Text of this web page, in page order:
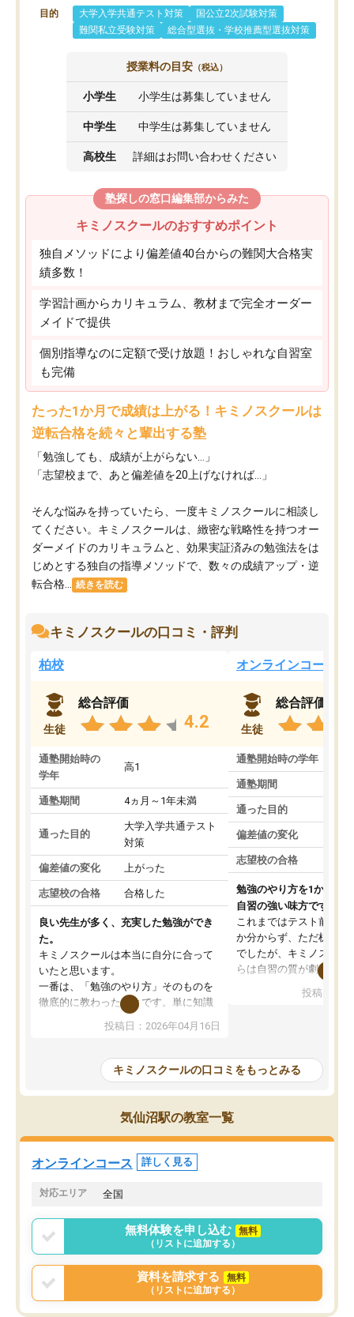
目的 大学入学共通テスト対策
国公立2次試験対策
難関私立受験対策
総合型選抜・学校推薦型選抜対策
授業料の目安 （税込）
小学生 小学生は募集していません
中学生 中学生は募集していません
高校生 詳細はお問い合わせください
塾探しの窓口編集部からみた
キミノスクールのおすすめポイント
独自メソッドにより偏差値40台からの難関大合格実
績多数！
学習計画からカリキュラム、教材まで完全オーダー
メイドで提供
個別指導なのに定額で受け放題！おしゃれな自習室
も完備
たった1か月で成績は上がる！キミノスクールは
逆転合格を続々と輩出する塾
「勉強しても、成績が上がらない…」
「志望校まで、あと偏差値を20上げなければ…」
そんな悩みを持っていたら、一度キミノスクールに相談し
てください。キミノスクールは、緻密な戦略性を持つオー
ダーメイドのカリキュラムと、効果実証済みの勉強法をは
じめとする独自の指導メソッドで、数々の成績アップ・逆
転合格...
続きを読む
キミノスクールの口コミ・評判
柏校
生徒
総合評価
4.2
通塾開始時の
学年
高1
通塾期間 4ヵ月～1年未満
通った目的
大学入学共通テスト
対策
偏差値の変化 上がった
志望校の合格 合格した
良い先生が多く、充実した勉強ができ
た。
キミノスクールは本当に自分に合って
いたと思います。
一番は、「勉強のやり方」そのものを
徹底的に教わったことです。単に知識
を詰め込むのではなく、自学自習の習
慣が身につくよう並走してくれるの
はなくなりました。
講師の方との距離も近く、親身なコー
チングのおかげで、停滞期もモチベー
ションを維持できました。「やらされ
る勉強」から「目標のための勉強」へ
意識が変わったことが、目標校への合
投稿日：2026年04月16日
オンラインコース
生徒
総合評価
通塾開始時の学年
通塾期間
通った目的
偏差値の変化
志望校の合格
勉強のやり方を1から教
自習の強い味方です。
これまではテスト前に何
か分からず、ただ机に座
でしたが、キミノスクー
らは自習の質が劇的に変
を明確にしてくれるの
の仕方をコーチングして
ルなので、家での学習習
身につきました。結果と
た。自分から学ぶ姿勢を
投稿日：
キミノスクールの口コミをもっとみる
気仙沼駅の教室一覧
オンラインコース 詳しく見る
対応エリア 全国
無料体験を申し込む
無料
（リストに追加する）
資料を請求する
無料
（リストに追加する）